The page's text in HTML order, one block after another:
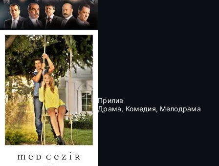
Прилив
Драма, Комедия, Мелодрама